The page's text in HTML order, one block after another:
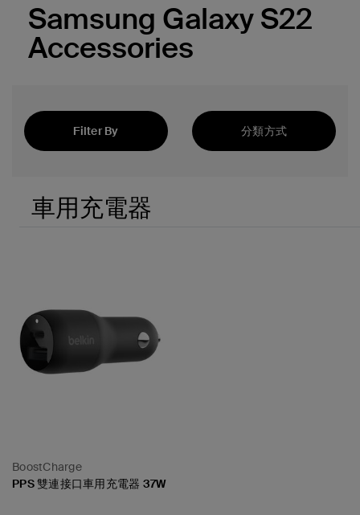
Samsung Galaxy S22
Accessories
Filter By
分類方式
車用充電器
BoostCharge
PPS 雙連接口車用充電器 37W